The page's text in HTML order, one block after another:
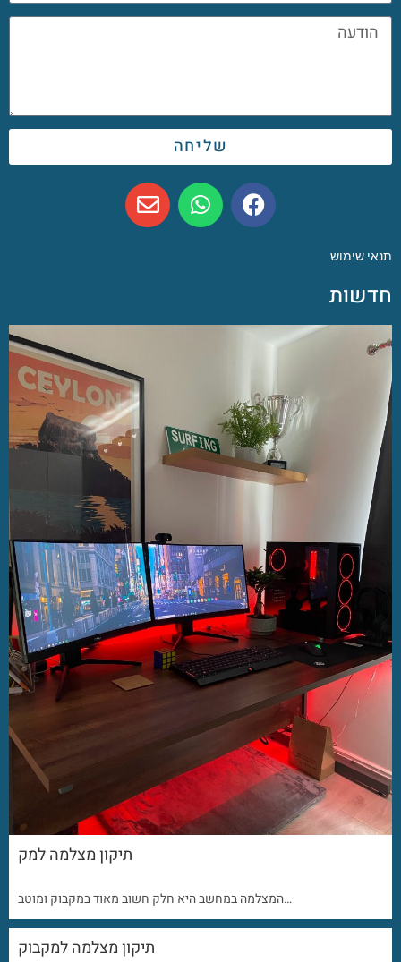
שליחה
תנאי שימוש
חדשות
תיקון מצלמה למק
המצלמה במחשב היא חלק חשוב מאוד במקבוק ומוטב…
תיקון מצלמה למקבוק